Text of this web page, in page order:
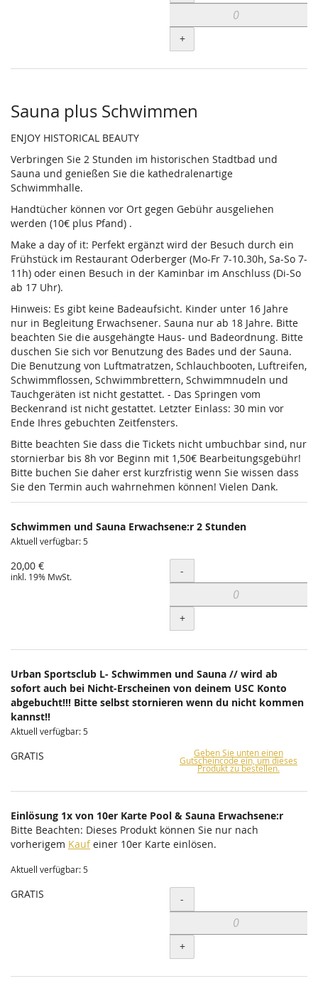
+
Sauna plus Schwimmen
ENJOY HISTORICAL BEAUTY
Verbringen Sie 2 Stunden im historischen Stadtbad und
Sauna und genießen Sie die kathedralenartige
Schwimmhalle.
Handtücher können vor Ort gegen Gebühr ausgeliehen
werden (10€ plus Pfand) .
Make a day of it: Perfekt ergänzt wird der Besuch durch ein
Frühstück im Restaurant Oderberger (Mo-Fr 7-10.30h, Sa-So 7-
11h) oder einen Besuch in der Kaminbar im Anschluss (Di-So
ab 17 Uhr).
Hinweis: Es gibt keine Badeaufsicht. Kinder unter 16 Jahre
nur in Begleitung Erwachsener. Sauna nur ab 18 Jahre. Bitte
beachten Sie die ausgehängte Haus- und Badeordnung. Bitte
duschen Sie sich vor Benutzung des Bades und der Sauna.
Die Benutzung von Luftmatratzen, Schlauchbooten, Luftreifen,
Schwimmflossen, Schwimmbrettern, Schwimmnudeln und
Tauchgeräten ist nicht gestattet. - Das Springen vom
Beckenrand ist nicht gestattet. Letzter Einlass: 30 min vor
Ende Ihres gebuchten Zeitfensters.
Bitte beachten Sie dass die Tickets nicht umbuchbar sind, nur
stornierbar bis 8h vor Beginn mit 1,50€ Bearbeitungsgebühr!
Bitte buchen Sie daher erst kurzfristig wenn Sie wissen dass
Sie den Termin auch wahrnehmen können! Vielen Dank.
Schwimmen und Sauna Erwachsene:r 2 Stunden
Aktuell verfügbar: 5
20,00 €
inkl. 19% MwSt. Menge
-
+
Urban Sportsclub L- Schwimmen und Sauna // wird ab
sofort auch bei Nicht-Erscheinen von deinem USC Konto
abgebucht!!! Bitte selbst stornieren wenn du nicht kommen
kannst!!
Aktuell verfügbar: 5
GRATIS Geben Sie unten einen
Gutscheincode ein, um dieses
Produkt zu bestellen.
Einlösung 1x von 10er Karte Pool & Sauna Erwachsene:r
Bitte Beachten: Dieses Produkt können Sie nur nach
vorherigem Kaufeiner 10er Karte einlösen.
Aktuell verfügbar: 5
GRATIS Menge
-
+